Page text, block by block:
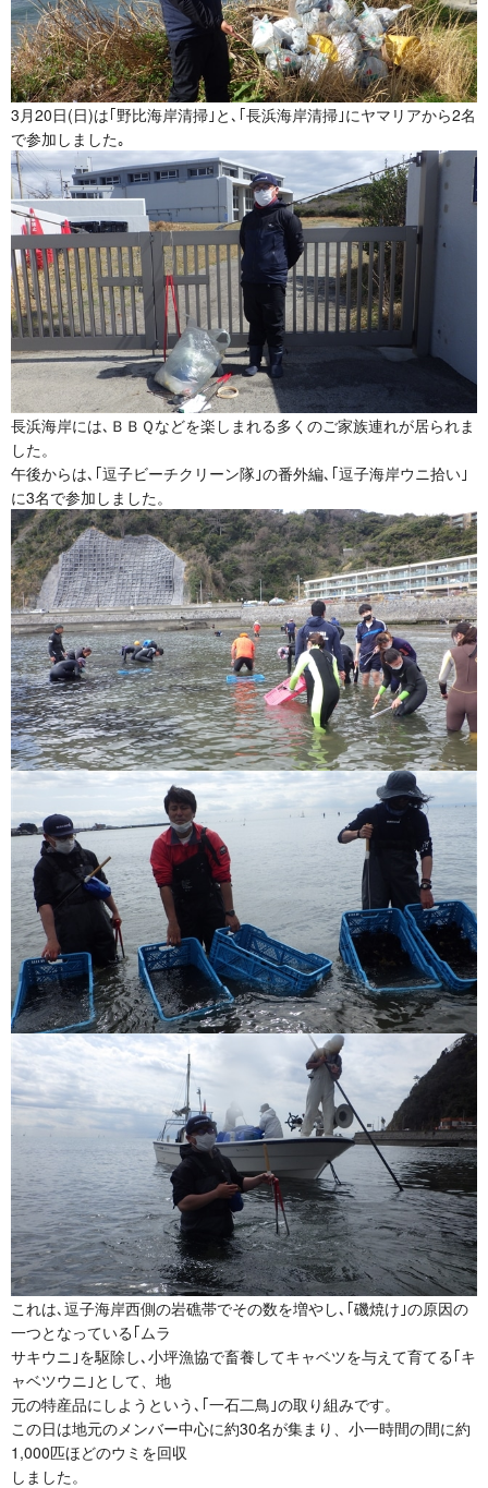
3月20日(日)は｢野比海岸清掃｣と､ ｢長浜海岸清掃｣にヤマリアから2名
で参加しました｡
長浜海岸には､ＢＢＱなどを楽しまれる多くのご家族連れが居られま
した。
午後からは､｢逗子ビーチクリーン隊｣の番外編､｢逗子海岸ウニ拾い｣
に3名で参加しました。
これは､逗子海岸西側の岩礁帯でその数を増やし､｢磯焼け｣の原因の
一つとなっている｢ムラ
サキウニ｣を駆除し､小坪漁協で畜養してキャベツを与えて育てる｢キ
ャベツウニ｣として、地
元の特産品にしようという､｢一石二鳥｣の取り組みです。
この日は地元のメンバー中心に約30名が集まり、小一時間の間に約
1,000匹ほどのウミを回収
しました。